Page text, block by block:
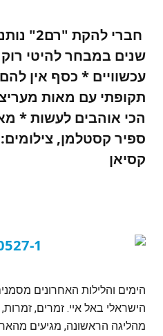
חברי
שנים במבחר להיטי
עכשוויים * כסף אין
תקופתי עם מאות
הכי אוהבים לעשות *
ספיר קסטלמן, צילומים:
קסיאן
הימים והלילות האחרונים
הישראלי באל איי. זמרים,
מהליגה הראשונה, מגיעים